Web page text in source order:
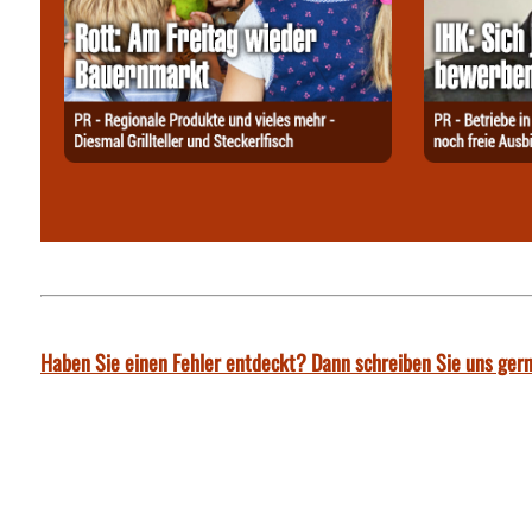
Haben Sie einen Fehler entdeckt? Dann schreiben Sie uns